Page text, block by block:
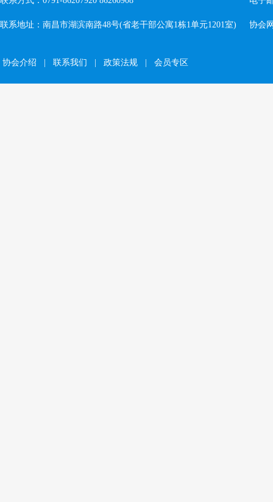
联系地址：南昌市湖滨南路48号(省老干部公寓1栋1单元1201室) 协会
协会介绍 联系我们 政策法规 会员专区